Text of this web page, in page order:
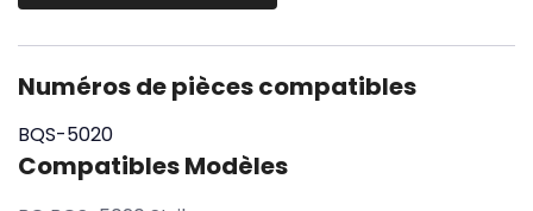
Numéros de pièces compatibles
BQS-5020
Compatibles Modèles